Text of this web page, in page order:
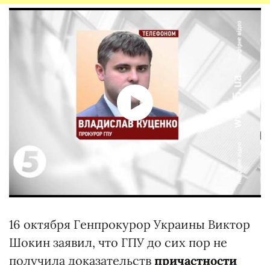
16 октября Генпрокурор Украины Виктор
Шокин заявил, что ГПУ до сих пор не
получила доказательств причастности